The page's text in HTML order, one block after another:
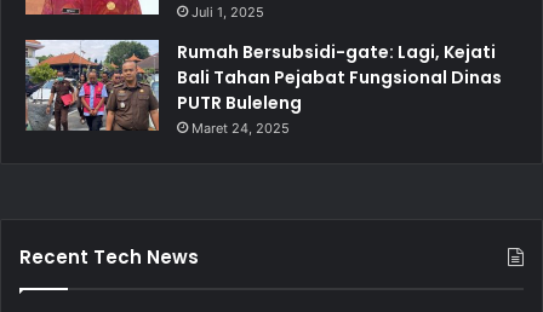
Juli 1, 2025
Rumah Bersubsidi-gate: Lagi, Kejati
Bali Tahan Pejabat Fungsional Dinas
PUTR Buleleng
Maret 24, 2025
Recent Tech News